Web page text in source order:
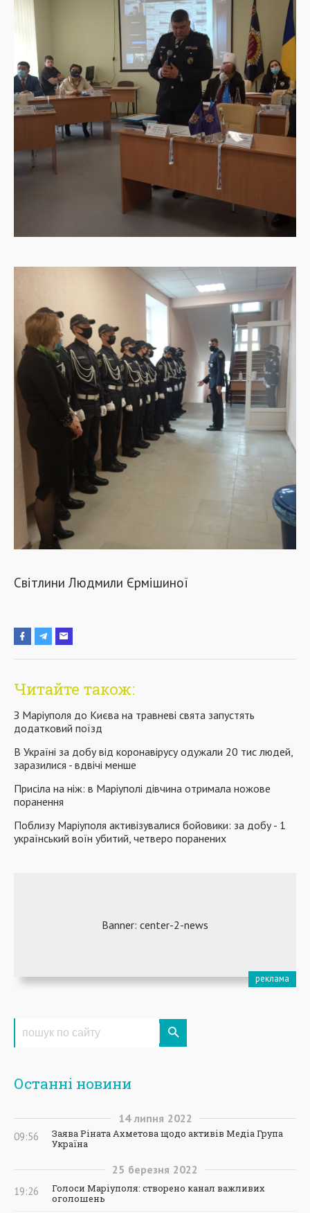
Світлини Людмили Єрмішиної
Читайте також:
З Маріуполя до Києва на травневі свята запустять
додатковий поїзд
В Україні за добу від коронавірусу одужали 20 тис людей,
заразилися - вдвічі менше
Присіла на ніж: в Маріуполі дівчина отримала ножове
поранення
Поблизу Маріуполя активізувалися бойовики: за добу - 1
український воїн убитий, четверо поранених
Останні новини
14 липня 2022
09:56
Заява Ріната Ахметова щодо активів Медіа Група
Україна
25 березня 2022
19:26
Голоси Маріуполя: створено канал важливих
оголошень